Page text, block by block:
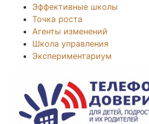
Эффективные школы
Точка роста
Агенты изменений
Школа управления
Экспериментариум